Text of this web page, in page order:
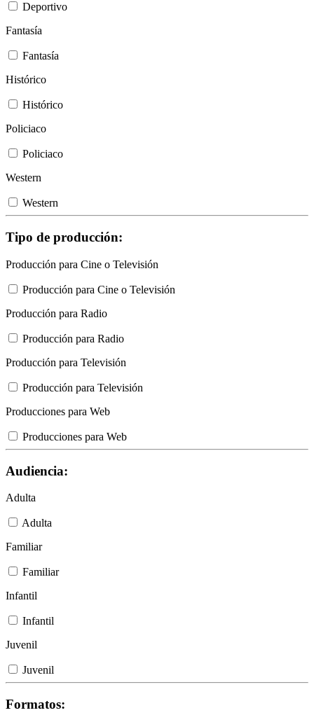
Deportivo
Fantasía
Fantasía
Histórico
Histórico
Policiaco
Policiaco
Western
Western
Tipo de producción:
Producción para Cine o Televisión
Producción para Cine o Televisión
Producción para Radio
Producción para Radio
Producción para Televisión
Producción para Televisión
Producciones para Web
Producciones para Web
Audiencia:
Adulta
Adulta
Familiar
Familiar
Infantil
Infantil
Juvenil
Juvenil
Formatos: